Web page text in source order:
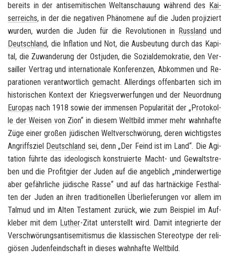
be­reits in der an­ti­se­mi­ti­schen Welt­an­schau­ung wäh­rend des Kai­
ser­reichs, in der die ne­ga­ti­ven Phä­no­me­ne auf die Juden pro­ji­ziert
wur­den, wur­den die Juden für die Re­vo­lu­tio­nen in Russ­land und
Deutsch­land, die In­fla­ti­on und Not, die Aus­beu­tung durch das Ka­pi­
tal, die Zu­wan­de­rung der Ost­ju­den, die So­zi­al­de­mo­kra­tie, den Ver­
sailler Ver­trag und in­ter­na­tio­na­le Kon­fe­ren­zen, Ab­kom­men und Re­
pa­ra­tio­nen ver­ant­wort­lich ge­macht. Al­ler­dings of­fen­bar­ten sich im
his­to­ri­schen Kon­text der Kriegs­ver­wer­fun­gen und der Neu­ord­nung
Eu­ro­pas nach 1918 sowie der im­mensen Po­pu­la­ri­tät der „Pro­to­kol­
le der Wei­sen von Zion“ in die­sem Welt­bild immer mehr wahn­haf­te
Züge einer gro­ßen jü­di­schen Welt­ver­schwö­rung, deren wich­tigs­tes
An­griffs­ziel Deutsch­land sei, denn „Der Feind ist im Land“. Die Agi­
ta­ti­on führ­te das ideo­lo­gisch kon­stru­ier­te Macht-​ und Ge­walt­stre­
ben und die Pro­fit­gier der Juden auf die an­geb­lich „min­der­wer­ti­ge
aber ge­fähr­li­che jü­di­sche Rasse“ und auf das hart­nä­cki­ge Fest­hal­
ten der Juden an ihren tra­di­tio­nel­len Über­lie­fe­run­gen vor allem im
Tal­mud und im Alten Tes­ta­ment zu­rück, wie zum Bei­spiel im Auf­
kle­ber mit dem Lu­ther-​Zitat un­ter­stellt wird. Damit in­te­grier­te der
Ver­schwö­rungs­an­ti­se­mi­tis­mus die klas­si­schen Ste­reo­ty­pe der re­li­
giö­sen Ju­den­feind­schaft in die­ses wahn­haf­te Welt­bild.